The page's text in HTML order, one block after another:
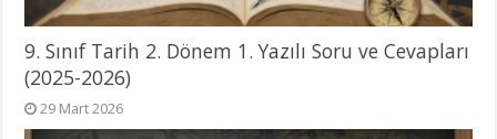
9. Sınıf Tarih 2. Dönem 1. Yazılı Soru ve Cevapları
(2025-2026)
29 Mart 2026